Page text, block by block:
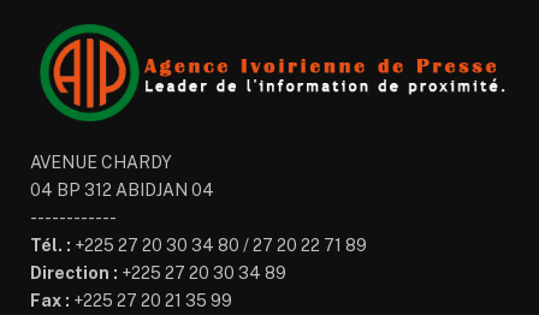
AVENUE CHARDY
04 BP 312 ABIDJAN 04
------------
Tél. : +225 27 20 30 34 80 / 27 20 22 71 89
Direction : +225 27 20 30 34 89
Fax : +225 27 20 21 35 99